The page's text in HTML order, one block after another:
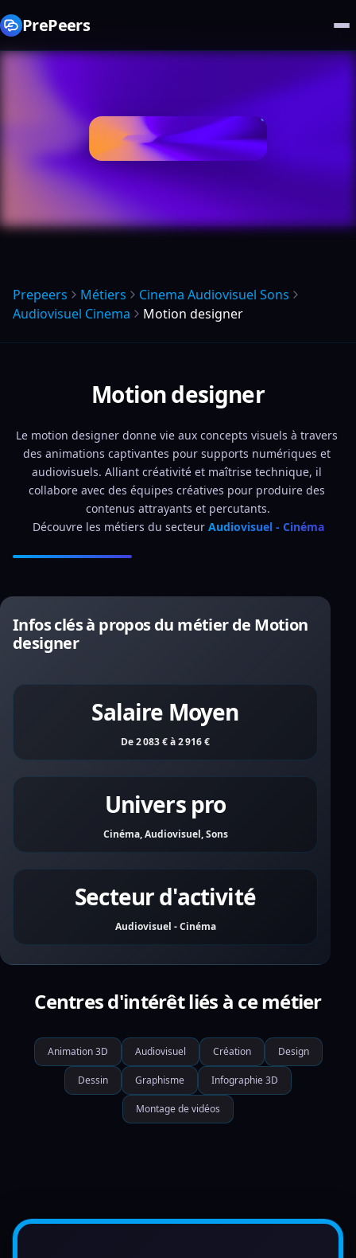
PrePeers
Prepeers Métiers
Cinema Audiovisuel Sons
Audiovisuel Cinema
Motion designer
Motion designer
Le motion designer donne vie aux concepts visuels à travers
des animations captivantes pour supports numériques et
audiovisuels. Alliant créativité et maîtrise technique, il
collabore avec des équipes créatives pour produire des
contenus attrayants et percutants.
Découvre les métiers du secteur Audiovisuel - Cinéma
Infos clés à propos du métier de Motion
designer
Salaire Moyen
De 2 083 € à 2 916 €
Univers pro
Cinéma, Audiovisuel, Sons
Secteur d'activité
Audiovisuel - Cinéma
Centres d'intérêt liés à ce métier
Animation 3D Audiovisuel Création Design
Dessin Graphisme Infographie 3D
Montage de vidéos